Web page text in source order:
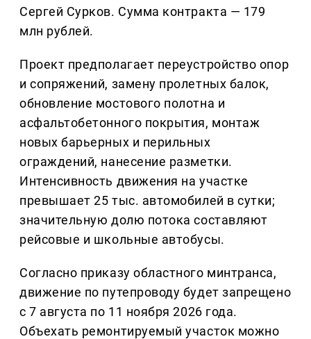
Сергей Сурков. Сумма контракта — 179
млн рублей.
Проект предполагает переустройство опор
и сопряжений, замену пролетных балок,
обновление мостового полотна и
асфальтобетонного покрытия, монтаж
новых барьерных и перильных
ограждений, нанесение разметки.
Интенсивность движения на участке
превышает 25 тыс. автомобилей в сутки;
значительную долю потока составляют
рейсовые и школьные автобусы.
Согласно приказу областного минтранса,
движение по путепроводу будет запрещено
с 7 августа по 11 ноября 2026 года.
Объехать ремонтируемый участок можно